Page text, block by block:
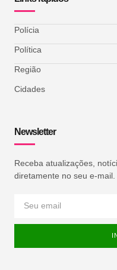
Polícia
Política
Região
Cidades
Newsletter
Receba atualizações,
diretamente no seu e-mail.